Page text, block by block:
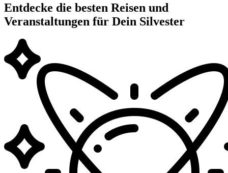
Entdecke die besten Reisen und
Veranstaltungen für Dein Silvester